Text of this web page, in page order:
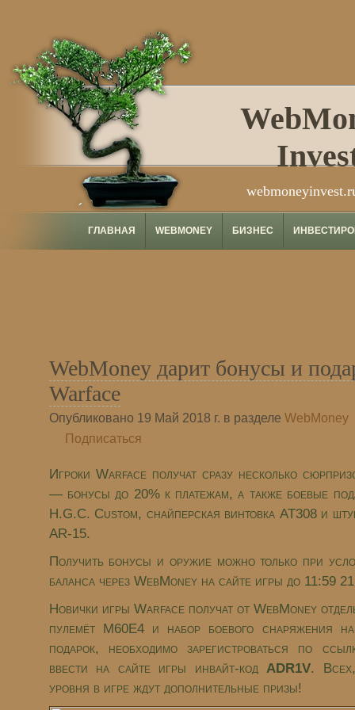
ГЛАВНАЯ WEBMONEY БИЗНЕС
WebMoney дарит бонусы и
Warface
Опубликовано 19 Май 2018 г. в разделе WebMoney
Подписаться
Игроки Warface получат сразу несколько
— бонусы до 20% к платежам, а также боевые
H.G.C. Custom, снайперская винтовка АТ308 и
AR-15.
Получить бонусы и оружие можно только при
баланса через WebMoney на сайте игры до 11:59
Новички игры Warface получат от WebMoney
пулемёт M60E4 и набор боевого снаряжения
подарок, необходимо зарегистроваться по
ввести на сайте игры инвайт-код ADR1V.
уровня в игре ждут дополнительные призы!